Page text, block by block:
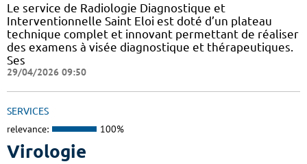
Le service de Radiologie Diagnostique et
Interventionnelle Saint Eloi est doté d’un plateau
technique complet et innovant permettant de réaliser
des examens à visée diagnostique et thérapeutiques.
Ses
29/04/2026 09:50
SERVICES
relevance: 100%
Virologie